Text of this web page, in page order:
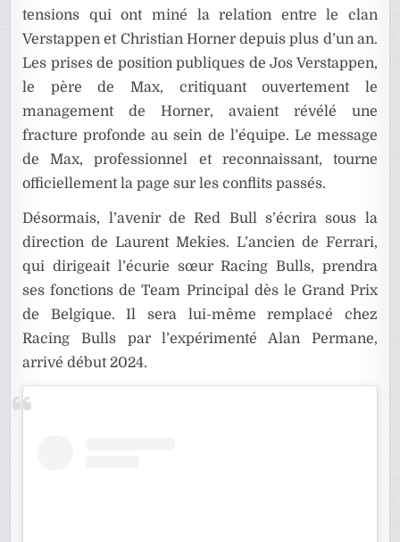
tensions qui ont miné la relation entre le clan
Verstappen et Christian Horner depuis plus d’un an.
Les prises de position publiques de Jos Verstappen,
le père de Max, critiquant ouvertement le
management de Horner, avaient révélé une
fracture profonde au sein de l’équipe. Le message
de Max, professionnel et reconnaissant, tourne
officiellement la page sur les conflits passés.
Désormais, l’avenir de Red Bull s’écrira sous la
direction de Laurent Mekies. L’ancien de Ferrari,
qui dirigeait l’écurie sœur Racing Bulls, prendra
ses fonctions de Team Principal dès le Grand Prix
de Belgique. Il sera lui-même remplacé chez
Racing Bulls par l’expérimenté Alan Permane,
arrivé début 2024.